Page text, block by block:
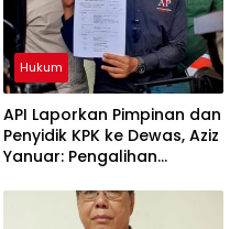
Hukum
API Laporkan Pimpinan dan
Penyidik KPK ke Dewas, Aziz
Yanuar: Pengalihan
Cederai Keadilan